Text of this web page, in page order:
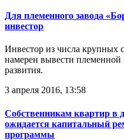
Для племенного завода
инвестор
Инвестор из числа крупных
намерен вывести племенной
развития.
3 апреля 2016, 13:58
Собственникам квартир в
ожидается капитальный
программы